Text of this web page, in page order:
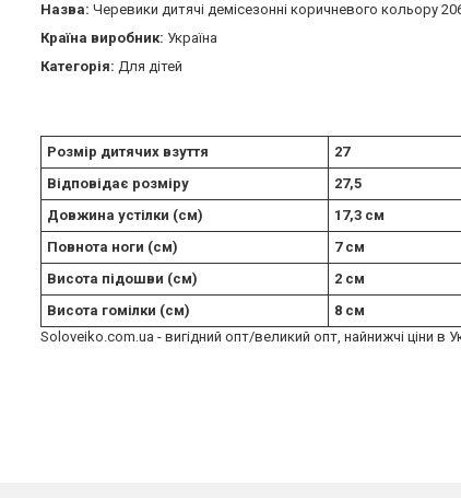
Назва: Черевики дитячі демісезонні коричневого кольору
Країна виробник: Україна
Категорія: Для дітей
Розмір дитячих взуття 27
Відповідає розміру
27,5
Довжина устілки (см)
17,3 см
Повнота ноги (см)
7 см
Висота підошви (см)
2 см
Висота гомілки (см)
8 см
Soloveiko.com.ua - вигідний опт/великий опт, найнижчі ціни в